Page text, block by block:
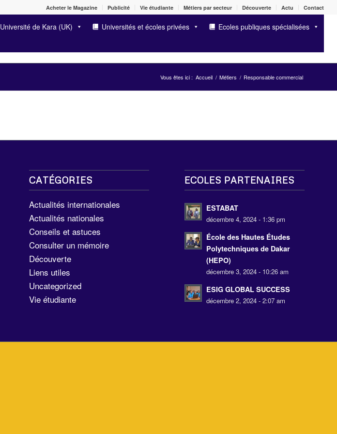
Acheter le Magazine Publicité Vie étudiante Métiers par secteur Découverte Actu Contact
Université de Kara (UK) Universités et écoles privées Ecoles publiques spécialisées
Vous êtes ici : Accueil / Métiers / Responsable commercial
CATÉGORIES
Actualités internationales
Actualités nationales
Conseils et astuces
Consulter un mémoire
Découverte
Liens utiles
Uncategorized
Vie étudiante
ECOLES PARTENAIRES
ESTABAT
décembre 4, 2024 - 1:36 pm
École des Hautes Études
Polytechniques de Dakar
(HEPO)
décembre 3, 2024 - 10:26 am
ESIG GLOBAL SUCCESS
décembre 2, 2024 - 2:07 am